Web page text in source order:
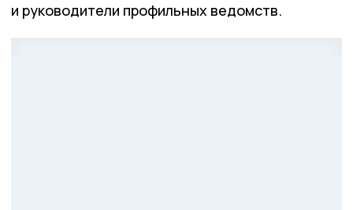
и руководители профильных ведомств.